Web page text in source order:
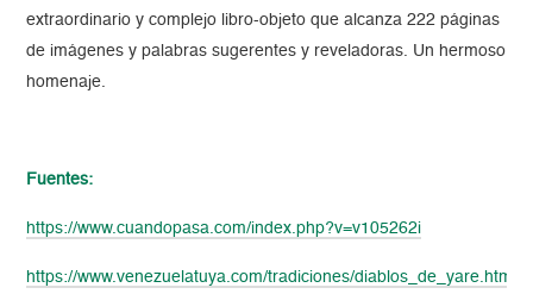
extraordinario y complejo libro-objeto que alcanza 222 páginas
de imágenes y palabras sugerentes y reveladoras. Un hermoso
homenaje.
Fuentes:
https://www.cuandopasa.com/index.php?v=v105262i
https://www.venezuelatuya.com/tradiciones/diablos_de_yare.htm